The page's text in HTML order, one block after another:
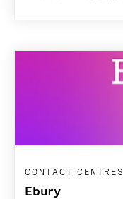
CONTACT CENTRES
Ebury